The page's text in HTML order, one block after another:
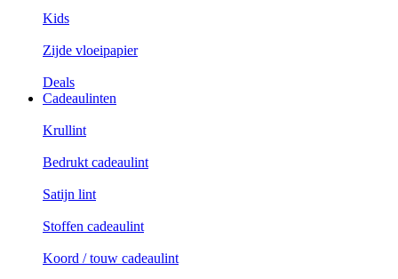
Kids
Zijde vloeipapier
Deals
Cadeaulinten
Krullint
Bedrukt cadeaulint
Satijn lint
Stoffen cadeaulint
Koord / touw cadeaulint